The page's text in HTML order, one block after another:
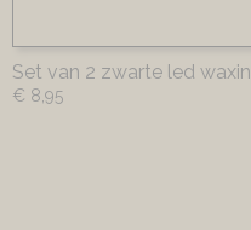
Set van 2 zwarte led
€ 8,95